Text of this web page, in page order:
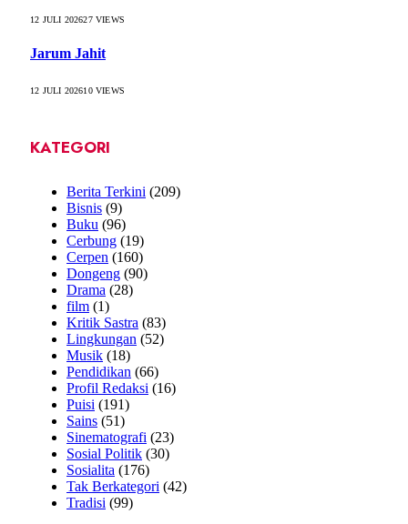
12 JULI 202627VIEWS
Jarum Jahit
12 JULI 202610VIEWS
KATEGORI
Berita Terkini (209)
Bisnis (9)
Buku (96)
Cerbung (19)
Cerpen (160)
Dongeng (90)
Drama (28)
film (1)
Kritik Sastra (83)
Lingkungan (52)
Musik (18)
Pendidikan (66)
Profil Redaksi (16)
Puisi (191)
Sains (51)
Sinematografi (23)
Sosial Politik (30)
Sosialita (176)
Tak Berkategori (42)
Tradisi (99)